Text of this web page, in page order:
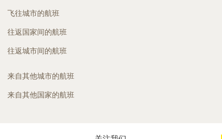
飞往城市的航班
往返国家间的航班
往返城市间的航班
来自其他城市的航班
来自其他国家的航班